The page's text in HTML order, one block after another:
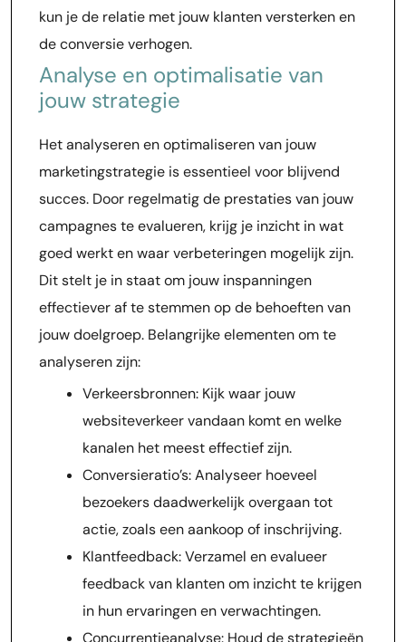
kun je de relatie met jouw klanten versterken en
de conversie verhogen.
Analyse en optimalisatie van
jouw strategie
Het analyseren en optimaliseren van jouw
marketingstrategie is essentieel voor blijvend
succes. Door regelmatig de prestaties van jouw
campagnes te evalueren, krijg je inzicht in wat
goed werkt en waar verbeteringen mogelijk zijn.
Dit stelt je in staat om jouw inspanningen
effectiever af te stemmen op de behoeften van
jouw doelgroep. Belangrijke elementen om te
analyseren zijn:
Verkeersbronnen: Kijk waar jouw
websiteverkeer vandaan komt en welke
kanalen het meest effectief zijn.
Conversieratio’s: Analyseer hoeveel
bezoekers daadwerkelijk overgaan tot
actie, zoals een aankoop of inschrijving.
Klantfeedback: Verzamel en evalueer
feedback van klanten om inzicht te krijgen
in hun ervaringen en verwachtingen.
Concurrentieanalyse: Houd de strategieën